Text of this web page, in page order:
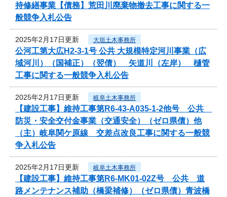
持修繕事業【債務】荒田川廃棄物撤去工事に関する一
般競争入札公告
2025年2月17日更新 大垣土木事務所
公河工第大広H2-3-1号 公共 大規模特定河川事業（広
域河川）（国補正）（翌債） 矢道川（左岸） 樋管
工事に関する一般競争入札公告
2025年2月17日更新 岐阜土木事務所
【建設工事】維持工事第R6-43-A035-1-2他号 公共
防災・安全交付金事業（交通安全）（ゼロ県債）他
（主）岐阜関ケ原線 交差点改良工事に関する一般競
争入札公告
2025年2月17日更新 岐阜土木事務所
【建設工事】維持工事第R6-MK01-02Z号 公共 道
路メンテナンス補助（橋梁補修）（ゼロ県債）青波橋